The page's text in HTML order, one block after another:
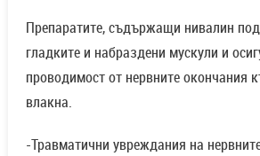
Препаратите, съдържащи нивалин
гладките и набраздени мускули и
проводимост от нервните окончания
влакна.
-Травматични увреждания на